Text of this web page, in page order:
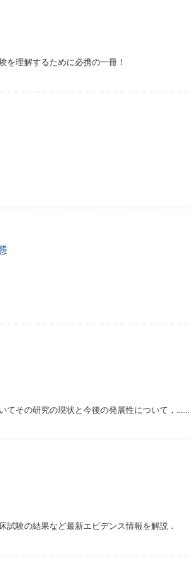
を理解するために必携の一冊！
てその研究の現状と今後の発展性について，......
験の結果など最新エビデンス情報を解説．